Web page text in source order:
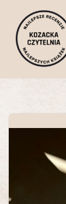
Przejdź
do
treści